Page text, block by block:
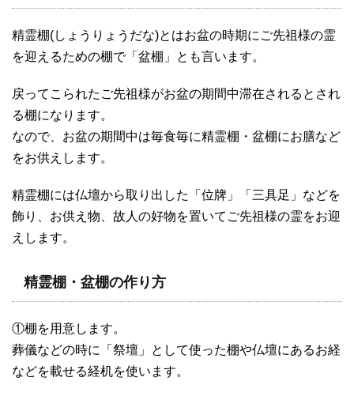
精霊棚(しょうりょうだな)とはお盆の時期にご先祖様の霊
を迎えるための棚で「盆棚」とも言います。
戻ってこられたご先祖様がお盆の期間中滞在されるとされ
る棚になります。
なので、お盆の期間中は毎食毎に精霊棚・盆棚にお膳など
をお供えします。
精霊棚には仏壇から取り出した「位牌」「三具足」などを
飾り、お供え物、故人の好物を置いてご先祖様の霊をお迎
えします。
精霊棚・盆棚の作り方
①棚を用意します。
葬儀などの時に「祭壇」として使った棚や仏壇にあるお経
などを載せる経机を使います。